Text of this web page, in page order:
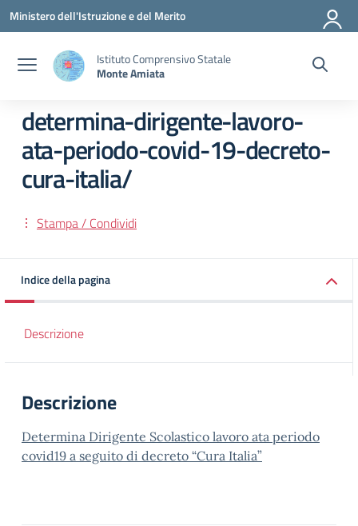
Vai ai contenuti
Vai al menu di navigazione
Vai al footer
Ministero dell'Istruzione e del Merito
Istituto Comprensivo Statale
Monte Amiata
determina-dirigente-lavoro-
ata-periodo-covid-19-decreto-
cura-italia/
Stampa / Condividi
Indice della pagina
Descrizione
Descrizione
Determina Dirigente Scolastico lavoro ata periodo
covid19 a seguito di decreto “Cura Italia”